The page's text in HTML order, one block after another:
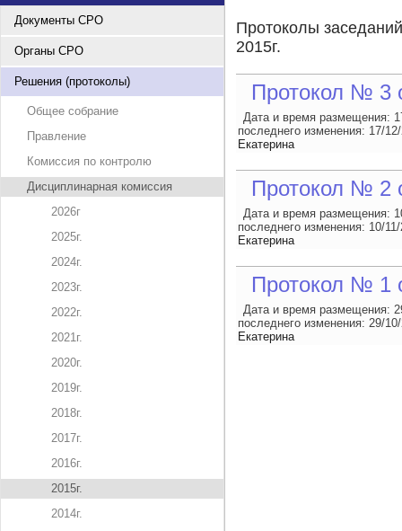
Документы СРО
Органы СРО
Решения (протоколы)
Общее собрание
Правление
Комиссия по контролю
Дисциплинарная комиссия
2026г
2025г.
2024г.
2023г.
2022г.
2021г.
2020г.
2019г.
2018г.
2017г.
2016г.
2015г.
2014г.
Протоколы
2015г.
Протокол № 3
Дата и время размещения:
последнего изменения: 17/
Екатерина
Протокол № 2
Дата и время размещения:
последнего изменения: 10/
Екатерина
Протокол № 1
Дата и время размещения:
последнего изменения: 29/
Екатерина